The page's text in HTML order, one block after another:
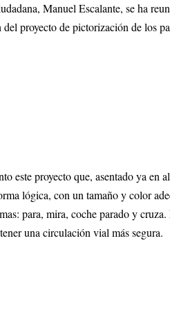
Manuel Escalante, se ha
proyecto de pictorización de los
este proyecto que, asentado ya en
lógica, con un tamaño y color
para, mira, coche parado y
una circulación vial más segura.